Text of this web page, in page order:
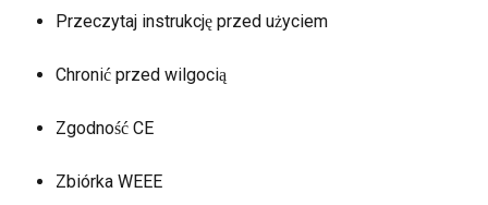
Przeczytaj instrukcję przed użyciem
Chronić przed wilgocią
Zgodność CE
Zbiórka WEEE